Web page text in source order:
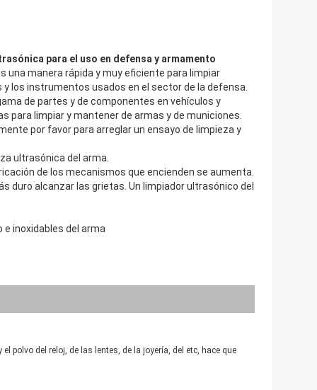
para el uso en defensa y armamento
una manera rápida y muy eficiente para limpiar
los instrumentos usados en el sector de la defensa.
de partes y de componentes en vehículos y
para limpiar y mantener de armas y de municiones.
por favor para arreglar un ensayo de limpieza y
ultrasónica del arma.
de los mecanismos que encienden se aumenta.
duro alcanzar las grietas. Un limpiador ultrasónico del
inoxidables del arma
polvo del reloj, de las lentes, de la joyería, del etc, hace que